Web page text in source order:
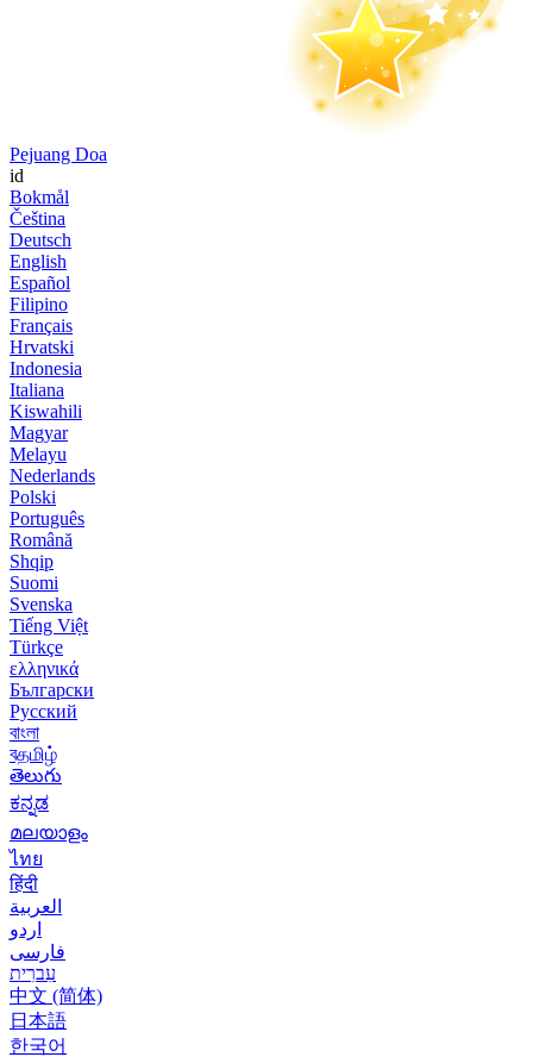
Pejuang Doa
id
Bokmål
Čeština
Deutsch
English
Español
Filipino
Français
Hrvatski
Indonesia
Italiana
Kiswahili
Magyar
Melayu
Nederlands
Polski
Português
Română
Shqip
Suomi
Svenska
Tiếng Việt
Türkçe
ελληνικά
Български
Русский
বাংলা
বதமிழ்
తెలుగు
ಕನ್ನಡ
മലയാളം
ไทย
हिंदी
العربية
اردو
فارسی
עִברִית
中文 (简体)
日本語
한국어